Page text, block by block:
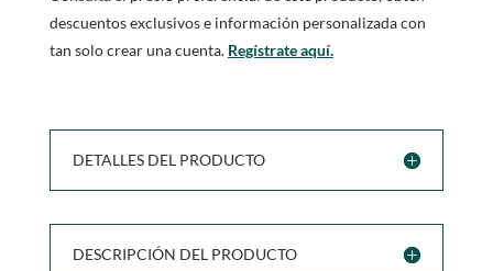
descuentos exclusivos e información personalizada con
tan solo crear una cuenta. Regístrate aquí.
DETALLES DEL PRODUCTO
DESCRIPCIÓN DEL PRODUCTO